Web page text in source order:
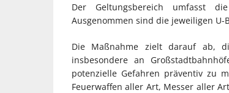
Der Geltungsbereich umfasst
Ausgenommen sind die jeweiligen
Die Maßnahme zielt darauf ab,
insbesondere an
potenzielle Gefahren präventiv zu
Feuerwaffen aller Art, Messer aller